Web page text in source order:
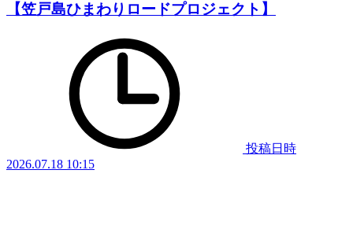
【笠戸島ひまわりロードプロジェクト】
投稿日時
2026.07.18 10:15